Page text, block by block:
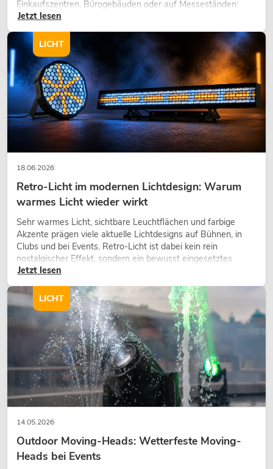
Einkaufszentren, Bürogebäuden oder auf Messeständen:
eine hochwertige Begrünung gehört heute längst zum
Jetzt lesen
18.06.2026
Retro-Licht im modernen Lichtdesign: Warum
warmes Licht wieder wirkt
Sehr warmes Licht, sichtbare Leuchtflächen und farbige
Akzente prägen viele aktuelle Lichtdesigns auf Bühnen, in
Clubs und bei Events. Retro-Licht ist dabei kein rein
nostalgischer Effekt, sondern ein bewusst eingesetztes
Gestaltungsmittel: Es schafft Atmosphäre, gibt Szenen
wirken lassen.
Jetzt lesen
LICHT
14.05.2026
Outdoor Moving-Heads: Wetterfeste Moving-
Heads bei Events
LICHT